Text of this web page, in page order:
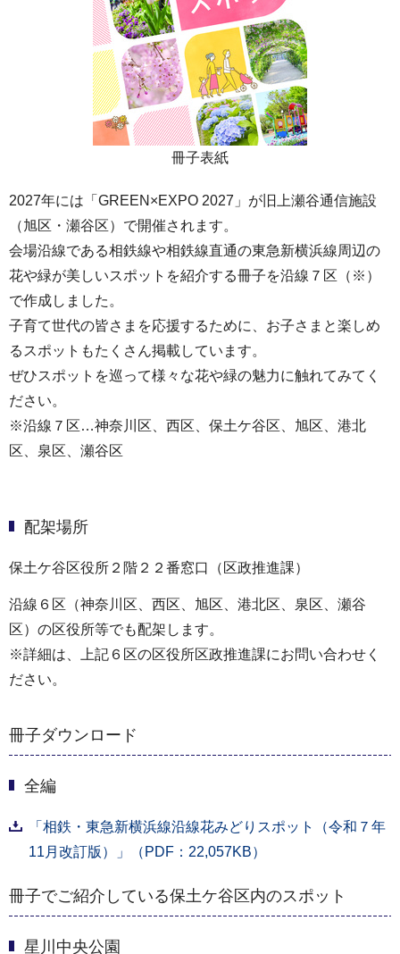
冊子表紙
2027年には「GREEN×EXPO 2027」が旧上瀬谷通信施設
（旭区・瀬谷区）で開催されます。
会場沿線である相鉄線や相鉄線直通の東急新横浜線周辺の
花や緑が美しいスポットを紹介する冊子を沿線７区（※）
で作成しました。
子育て世代の皆さまを応援するために、お子さまと楽しめ
るスポットもたくさん掲載しています。
ぜひスポットを巡って様々な花や緑の魅力に触れてみてく
ださい。
※沿線７区…神奈川区、西区、保土ケ谷区、旭区、港北
区、泉区、瀬谷区
配架場所
保土ケ谷区役所２階２２番窓口（区政推進課）
沿線６区（神奈川区、西区、旭区、港北区、泉区、瀬谷
区）の区役所等でも配架します。
※詳細は、上記６区の区役所区政推進課にお問い合わせく
ださい。
冊子ダウンロード
全編
「相鉄・東急新横浜線沿線花みどりスポット（令和７年
11月改訂版）」（PDF：22,057KB）
冊子でご紹介している保土ケ谷区内のスポット
星川中央公園